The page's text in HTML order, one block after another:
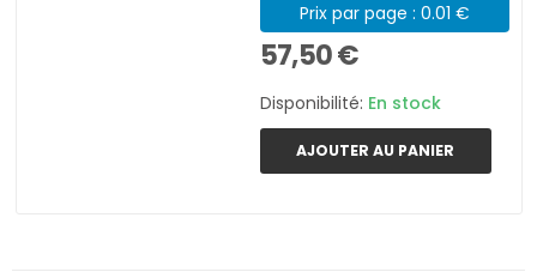
Prix par page : 0.01 €
57,50 €
Disponibilité: En stock
AJOUTER AU PANIER